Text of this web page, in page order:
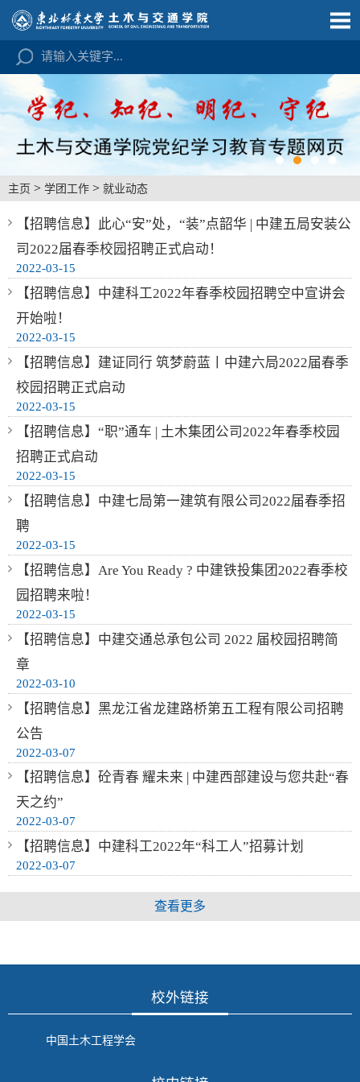
主页 > 学团工作 > 就业动态
【招聘信息】此心“安”处，“装”点韶华 | 中建五局安装公
司2022届春季校园招聘正式启动！
2022-03-15
【招聘信息】中建科工2022年春季校园招聘空中宣讲会
开始啦！
2022-03-15
【招聘信息】建证同行 筑梦蔚蓝丨中建六局2022届春季
校园招聘正式启动
2022-03-15
【招聘信息】“职”通车 | 土木集团公司2022年春季校园
招聘正式启动
2022-03-15
【招聘信息】中建七局第一建筑有限公司2022届春季招
聘
2022-03-15
【招聘信息】Are You Ready ? 中建铁投集团2022春季校
园招聘来啦！
2022-03-15
【招聘信息】中建交通总承包公司 2022 届校园招聘简
章
2022-03-10
【招聘信息】黑龙江省龙建路桥第五工程有限公司招聘
公告
2022-03-07
【招聘信息】砼青春 耀未来 | 中建西部建设与您共赴“春
天之约”
2022-03-07
【招聘信息】中建科工2022年“科工人”招募计划
2022-03-07
查看更多
校外链接
中国土木工程学会